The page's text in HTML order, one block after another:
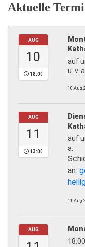
Aktuelle
AUG
10
18:00
auf
u. v. a.
AUG
11
13:00
auf
a.
an:
AUG